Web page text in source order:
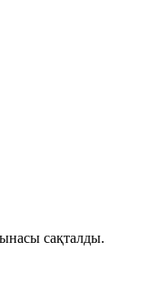
сақталды.